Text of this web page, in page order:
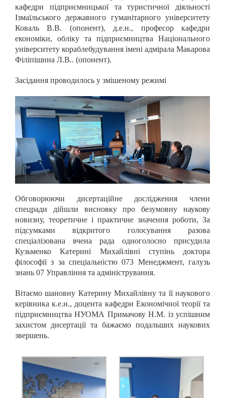
кафедри підприємницької та туристичної діяльності
Ізмаїльського державного гуманітарного університету
Коваль В.В. (опонент), д.е.н., професор кафедри
економіки, обліку та підприємництва Національного
університету кораблебудування імені адмірала Макарова
Філіпішина Л.В.. (опонент).
Засідання проводилось у змішеному режимі
Обговорюючи дисертаційне дослідження члени
спецради дійшли висновку про безумовну наукову
новизну, теоретичне і практичне значення роботи, За
підсумками відкритого голосування разова
спеціалізована вчена рада одноголосно присудила
Кузьменко Катерині Михайлівні ступінь доктора
філософії з за спеціальністю 073 Менеджмент, галузь
знань 07 Управління та адміністрування.
Вітаємо шановну Катерину Михайлівну та її наукового
керівника к.е.н., доцента кафедри Економічної теорії та
підприємництва НУОМА Примачову Н.М. із успішним
захистом дисертації та бажаємо подальших наукових
звершень.